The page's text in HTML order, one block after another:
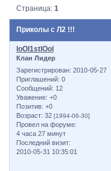
Приколы с Л2 !!!
Страница:1
loOl1stlOol
Клан Лидер
Зарегистрирован: 2010-05-27
Приглашений: 0
Сообщений: 12
Уважение: +0
Позитив: +0
Возраст: 32 [1994-06-30]
Провел на форуме:
4 часа 27 минут
Последний визит:
2010-05-31 10:35:01